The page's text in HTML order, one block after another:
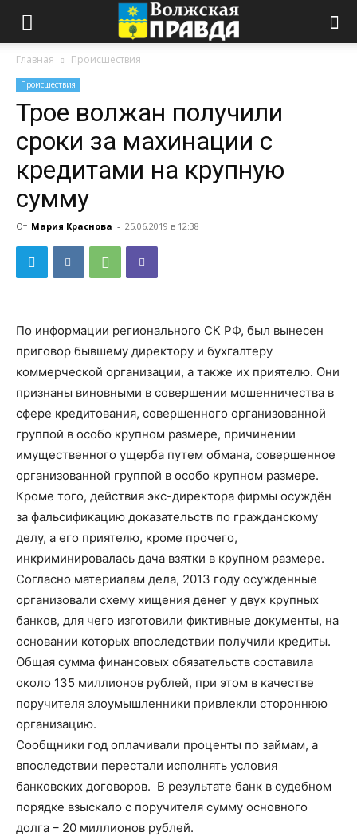
Главная Происшествия
Происшествия
Трое волжан получили
сроки за махинации с
кредитами на крупную
сумму
От Мария Краснова - 25.06.2019 в 12:38
По информации регионального СК РФ, был вынесен
приговор бывшему директору и бухгалтеру
коммерческой организации, а также их приятелю. Они
признаны виновными в совершении мошенничества в
сфере кредитования, совершенного организованной
группой в особо крупном размере, причинении
имущественного ущерба путем обмана, совершенное
организованной группой в особо крупном размере.
Кроме того, действия экс-директора фирмы осуждён
за фальсификацию доказательств по гражданскому
делу, а его приятелю, кроме прочего,
инкриминировалась дача взятки в крупном размере.
Согласно материалам дела, 2013 году осужденные
организовали схему хищения денег у двух крупных
банков, для чего изготовили фиктивные документы, на
основании которых впоследствии получили кредиты.
Общая сумма финансовых обязательств составила
около 135 миллионов рублей, при этом в качестве
поручителя злоумышленники привлекли стороннюю
организацию.
Сообщники год оплачивали проценты по займам, а
впоследствии перестали исполнять условия
банковских договоров. В результате банк в судебном
порядке взыскало с поручителя сумму основного
долга – 20 миллионов рублей.